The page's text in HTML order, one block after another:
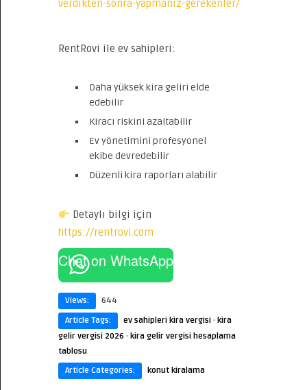
verdikten-sonra-yapmaniz-gerekenler/
RentRovi ile ev sahipleri:
Daha yüksek kira geliri elde
edebilir
Kiracı riskini azaltabilir
Ev yönetimini profesyonel
ekibe devredebilir
Düzenli kira raporları alabilir
Detaylı bilgi için
https://rentrovi.com
Chat on WhatsApp
Views:
644
Article Tags:
ev sahipleri kira vergisi · kira
gelir vergisi 2026 · kira gelir vergisi hesaplama
tablosu
Article Categories:
konut kiralama